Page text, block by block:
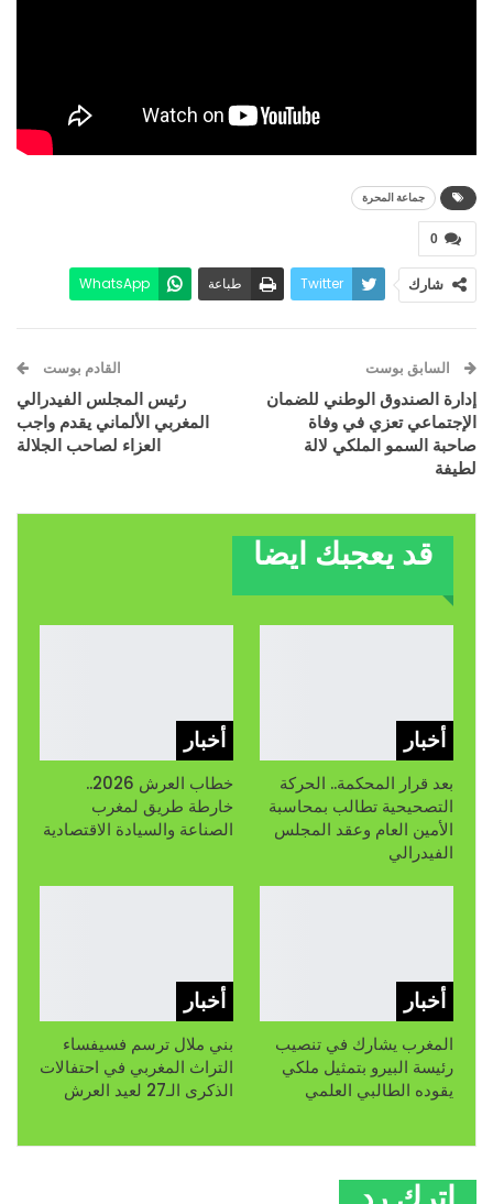
جماعة المحرة
0
شارك Twitter طباعة
WhatsApp
السابق بوست
إدارة الصندوق الوطني للضمان
الإجتماعي تعزي في وفاة
صاحبة السمو الملكي لالة
لطيفة
القادم بوست
رئيس المجلس الفيدرالي
المغربي الألماني يقدم واجب
العزاء لصاحب الجلالة
قد يعجبك ايضا
أخبار
بعد قرار المحكمة.. الحركة
التصحيحية تطالب بمحاسبة
الأمين العام وعقد المجلس
الفيدرالي
أخبار
خطاب العرش 2026..
خارطة طريق لمغرب
الصناعة والسيادة الاقتصادية
أخبار
المغرب يشارك في تنصيب
رئيسة البيرو بتمثيل ملكي
يقوده الطالبي العلمي
أخبار
بني ملال ترسم فسيفساء
التراث المغربي في احتفالات
الذكرى الـ27 لعيد العرش